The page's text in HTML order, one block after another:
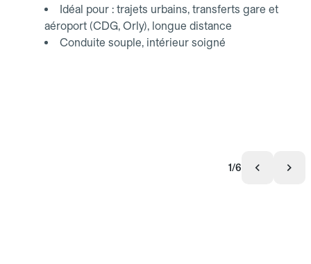
Idéal pour : trajets urbains, transferts gare et
aéroport (CDG, Orly), longue distance
Conduite souple, intérieur soigné
1/6